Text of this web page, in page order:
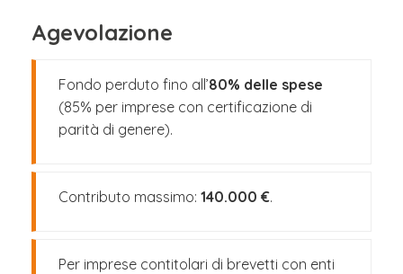
Agevolazione
Fondo perduto fino all’80% delle spese
(85% per imprese con certificazione di
parità di genere).
Contributo massimo: 140.000 €.
Per imprese contitolari di brevetti con enti